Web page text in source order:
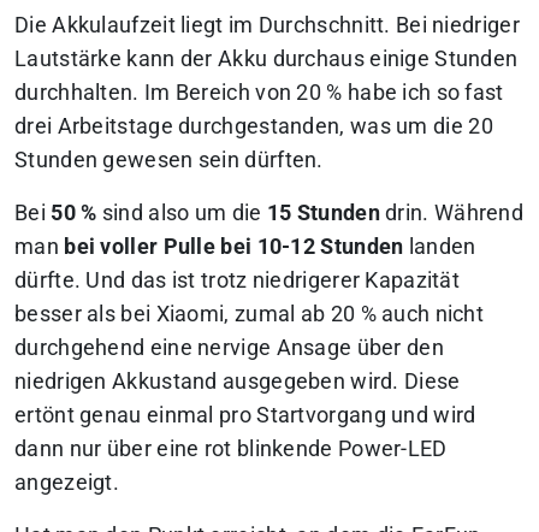
Die Akkulaufzeit liegt im Durchschnitt. Bei niedriger
Lautstärke kann der Akku durchaus einige Stunden
durchhalten. Im Bereich von 20 % habe ich so fast
drei Arbeitstage durchgestanden, was um die 20
Stunden gewesen sein dürften.
Bei 50 % sind also um die 15 Stundendrin. Während
man bei voller Pulle bei 10-12 Stunden landen
dürfte. Und das ist trotz niedrigerer Kapazität
besser als bei Xiaomi, zumal ab 20 % auch nicht
durchgehend eine nervige Ansage über den
niedrigen Akkustand ausgegeben wird. Diese
ertönt genau einmal pro Startvorgang und wird
dann nur über eine rot blinkende Power-LED
angezeigt.